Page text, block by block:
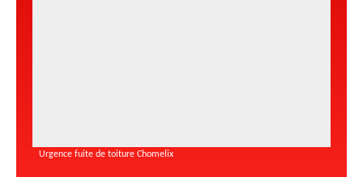
Urgence fuite de toiture Chomelix